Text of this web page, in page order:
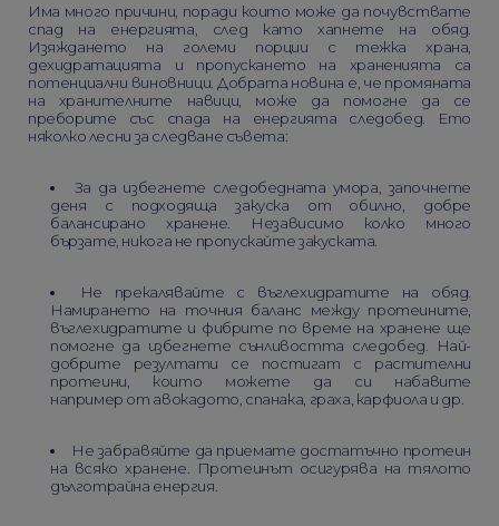
Има много причини, поради които може да почувствате
спад на енергията, след като хапнете на обяд.
Изяждането на големи порции с тежка храна,
дехидратацията и пропускането на храненията са
потенциални виновници. Добрата новина е, че промяната
на хранителните навици, може да помогне да се
преборите със спада на енергията следобед. Ето
няколко лесни за следване съвета:
За да избегнете следобедната умора, започнете
деня с подходяща закуска от обилно, добре
балансирано хранене. Независимо колко много
бързате, никога не пропускайте закуската.
Не прекалявайте с въглехидратите на обяд.
Намирането на точния баланс между протеините,
въглехидратите и фибрите по време на хранене ще
помогне да избегнете сънливостта следобед. Най-
добрите резултати се постигат с растителни
протеини, които можете да си набавите
например от авокадото, спанака, граха, карфиола и др.
Не забравяйте да приемате достатъчно протеин
на всяко хранене. Протеинът осигурява на тялото
дълготрайна енергия.